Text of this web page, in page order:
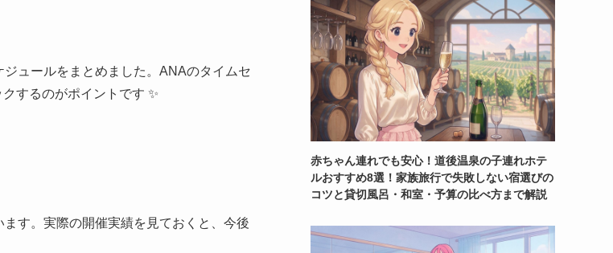
ュールをまとめました。ANAのタイムセ
するのがポイントです ✨
す。実際の開催実績を見ておくと、今後
赤ちゃん連れでも安心！道後温泉の子連れホテ
ルおすすめ8選！家族旅行で失敗しない宿選びの
コツと貸切風呂・和室・予算の比べ方まで解説